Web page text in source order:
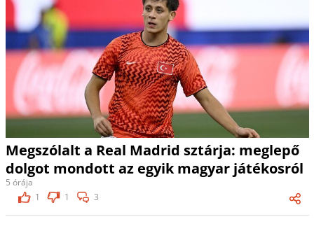
Megszólalt a Real Madrid sztárja: meglepő
dolgot mondott az egyik magyar játékosról
5 órája
1
1 3